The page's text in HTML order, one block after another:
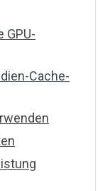
GPU-
Cache-